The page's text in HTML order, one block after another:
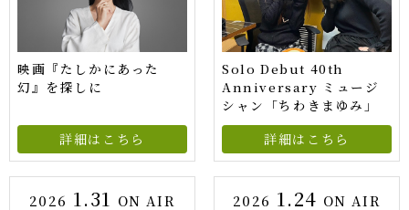
映画『たしかにあった
幻』を探しに
詳細はこちら
Solo Debut 40th
Anniversary ミュージ
シャン「ちわきまゆみ」
詳細はこちら
2026 1.31 ON AIR 2026 1.24 ON AIR